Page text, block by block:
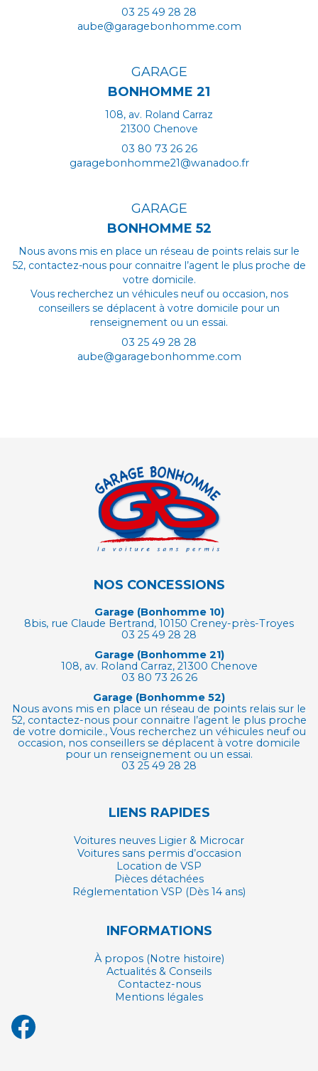
03 25 49 28 28
aube@garagebonhomme.com
Lundi au vendredi :
9h00 - 12h00 / 14h00 - 18h00
Samedi :
9h00 - 12h00
GARAGE
BONHOMME 21
108, av. Roland Carraz
21300 Chenove
03 80 73 26 26
garagebonhomme21@wanadoo.fr
Mardi au samedi :
9h00 - 12h00 / 14h00 - 18h00
GARAGE
BONHOMME 52
Nous avons mis en place un réseau de points relais sur le
52, contactez-nous pour connaitre l’agent le plus proche de
votre domicile.
Vous recherchez un véhicules neuf ou occasion, nos
conseillers se déplacent à votre domicile pour un
renseignement ou un essai.
03 25 49 28 28
aube@garagebonhomme.com
NOS CONCESSIONS
Garage (Bonhomme 10)
8bis, rue Claude Bertrand, 10150 Creney-près-Troyes
03 25 49 28 28
Garage (Bonhomme 21)
108, av. Roland Carraz, 21300 Chenove
03 80 73 26 26
Garage (Bonhomme 52)
Nous avons mis en place un réseau de points relais sur le
52, contactez-nous pour connaitre l’agent le plus proche
de votre domicile., Vous recherchez un véhicules neuf ou
occasion, nos conseillers se déplacent à votre domicile
pour un renseignement ou un essai.
03 25 49 28 28
LIENS RAPIDES
Voitures neuves Ligier & Microcar
Voitures sans permis d’occasion
Location de VSP
Pièces détachées
Réglementation VSP (Dès 14 ans)
INFORMATIONS
À propos (Notre histoire)
Actualités & Conseils
Contactez-nous
Mentions légales